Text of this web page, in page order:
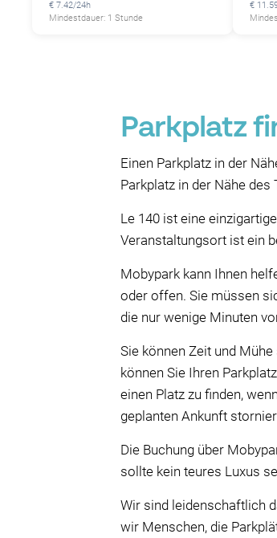
€ 7.42/24h
Mindestdauer: 1 Stunde
€
Parkplatz
Einen Parkplatz in der
Parkplatz in der Nähe
Le 140 ist eine
Veranstaltungsort ist ein
Mobypark kann Ihnen
oder offen. Sie müssen
die nur wenige Minuten
Sie können Zeit und
können Sie Ihren
einen Platz zu finden,
geplanten Ankunft
Die Buchung über
sollte kein teures Luxus
Wir sind leidenschaftlich
wir Menschen, die